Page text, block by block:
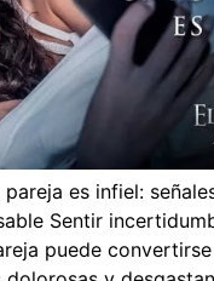
es infiel:
Sentir
puede